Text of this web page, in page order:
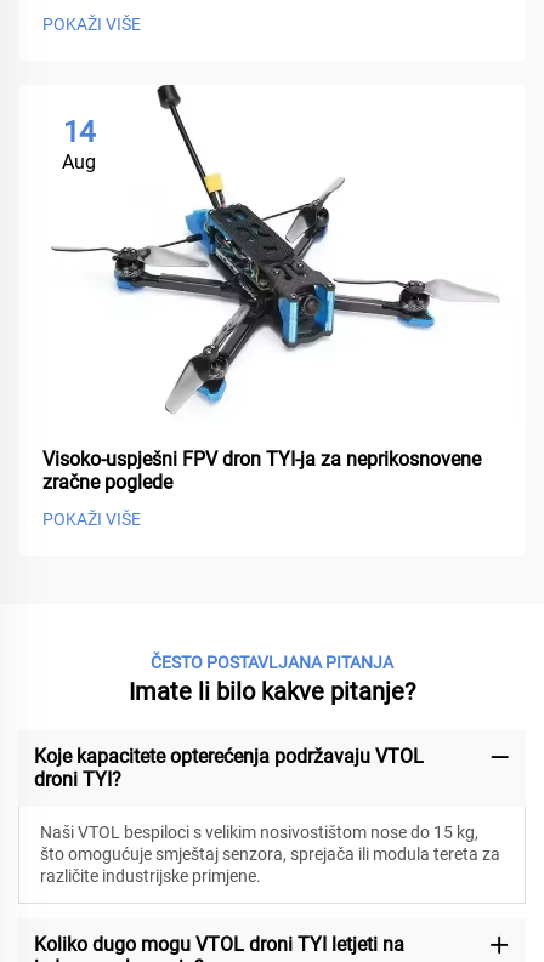
POKAŽI VIŠE
14
Aug
Visoko-uspješni FPV dron TYI-ja za neprikosnovene
zračne poglede
POKAŽI VIŠE
ČESTO POSTAVLJANA PITANJA
Imate li bilo kakve pitanje?
Koje kapacitete opterećenja podržavaju VTOL
droni TYI?
Naši VTOL bespiloci s velikim nosivostištom nose do 15 kg,
što omogućuje smještaj senzora, sprejača ili modula tereta za
različite industrijske primjene.
Koliko dugo mogu VTOL droni TYI letjeti na